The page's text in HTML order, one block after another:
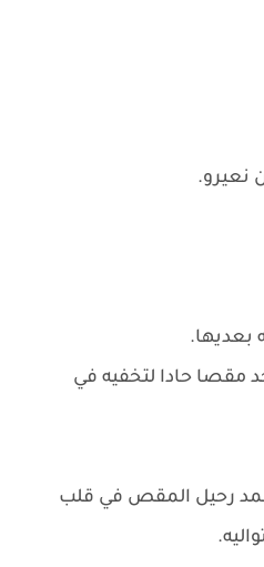
نعيرو.
بعديها.
مقصا حادا لتخفيه في
رحيل المقص في قلب